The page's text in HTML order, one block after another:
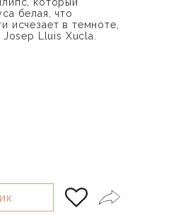
белая, что
исчезает в темноте,
Lluis Xucla.